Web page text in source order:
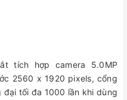
tích hợp camera 5.0MP
2560 x 1920 pixels, cổng
đại tối đa 1000 lần khi dùng